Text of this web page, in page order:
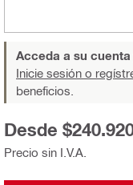
Acceda a su
Inicie sesión o
beneficios.
Precio sin I.V.A.
Desde